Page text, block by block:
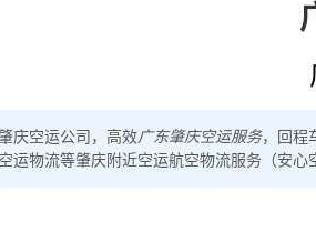
庆空运公司 ，高效广东肇庆空运服务，回程
运物流等肇庆附近空运航空物流服务（安